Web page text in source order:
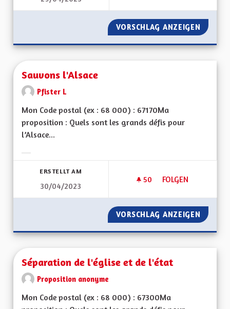
VORSCHLAG ANZEIGEN
Sauvons l'Alsace
Pfister L
Mon Code postal (ex : 68 000) : 67170Ma
proposition : Quels sont les grands défis pour
l’Alsace...
ERSTELLT AM
30/04/2023
50 50 FOLLOWER
FOLGEN
SAUVONS L'ALSACE
VORSCHLAG ANZEIGEN
Séparation de l'église et de l'état
Proposition anonyme
Mon Code postal (ex : 68 000) : 67300Ma